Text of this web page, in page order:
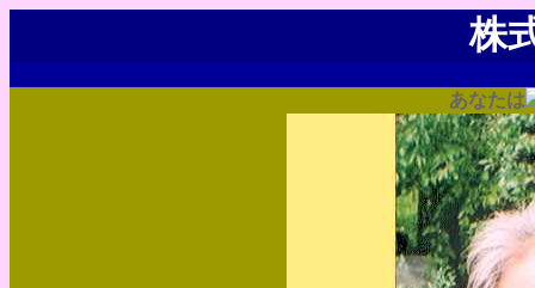
株
あなたは